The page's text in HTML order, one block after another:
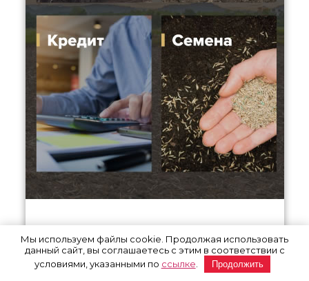
Мы используем файлы cookie. Продолжая использовать
данный сайт, вы соглашаетесь с этим в соответствии с
условиями, указанными по ссылке Продолжить